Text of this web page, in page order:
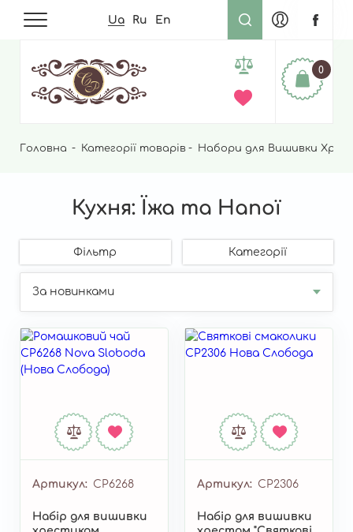
Ua Ru En
0
Рядок
Головна Категорії товарів Набори для Вишивки
Кухня: Їжа та Напої
Фільтр Категорії
Артикул СР6268
Набір для вишивки
Артикул СР2306
Набір для вишивки